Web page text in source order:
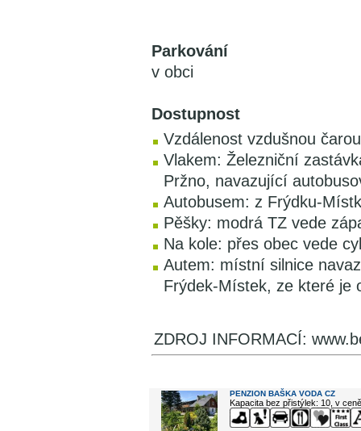
Parkování
v obci
Dostupnost
Vzdálenost vzdušnou
Vlakem: Železniční
Pržno, navazující
Autobusem: z Frýdku-
Pěšky: modrá TZ vede
Na kole: přes obec vede
Autem: místní silnice
Frýdek-Místek, ze které je
ZDROJ INFORMACÍ:
PENZION BAŠKA VODA CZ
Kapacita bez přistýlek: 10, v